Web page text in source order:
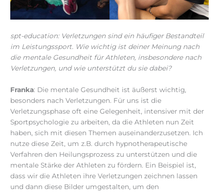
spt-education: Verletzungen sind ein häufiger Bestandteil
im Leistungssport. Wie wichtig ist deiner Meinung nach
die mentale Gesundheit für Athleten, insbesondere nach
Verletzungen, und wie unterstützt du sie dabei?
Franka: Die mentale Gesundheit ist äußerst wichtig,
besonders nach Verletzungen. Für uns ist die
Verletzungsphase oft eine Gelegenheit, intensiver mit der
Sportpsychologie zu arbeiten, da die Athleten nun Zeit
haben, sich mit diesen Themen auseinanderzusetzen. Ich
nutze diese Zeit, um z.B. durch hypnotherapeutische
Verfahren den Heilungsprozess zu unterstützen und die
mentale Stärke der Athleten zu fördern. Ein Beispiel ist,
dass wir die Athleten ihre Verletzungen zeichnen lassen
und dann diese Bilder umgestalten, um den